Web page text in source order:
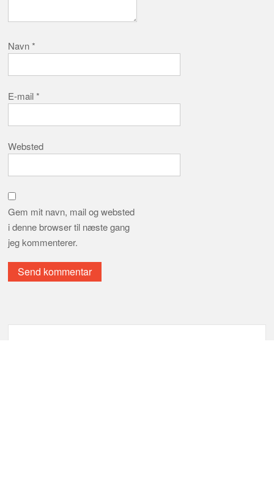
Navn*
E-mail*
Websted
Gem mit navn, mail og websted
i denne browser til næste gang
jeg kommenterer.